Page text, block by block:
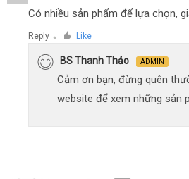
Có nhiều sản phẩm để lựa chọn,
Reply ● Like
BS Thanh Thảo ADMIN
Cảm ơn bạn, đừng quên
website để xem những sản